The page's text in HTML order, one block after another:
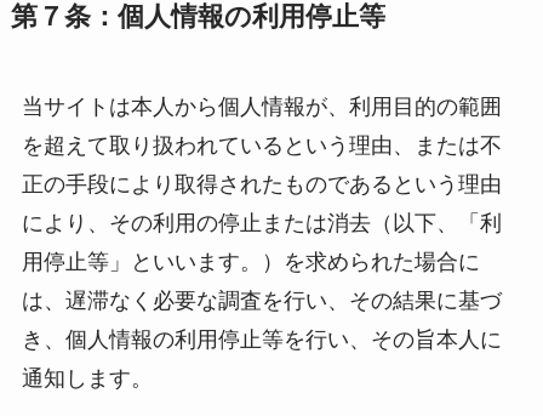
第７条：個人情報の利用停止等
当サイトは本人から個人情報が、利用目的の範囲
を超えて取り扱われているという理由、または不
正の手段により取得されたものであるという理由
により、その利用の停止または消去（以下、「利
用停止等」といいます。）を求められた場合に
は、遅滞なく必要な調査を行い、その結果に基づ
き、個人情報の利用停止等を行い、その旨本人に
通知します。